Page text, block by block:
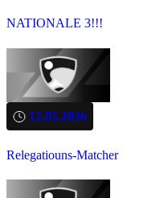
NATIONALE 3!!!
12.05.2026
Relegatiouns-Matcher